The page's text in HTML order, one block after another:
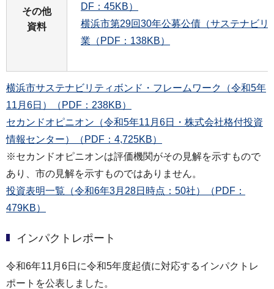
その他
資料
DF：45KB）
横浜市第29回30年公募公債（サステナビリ
業（PDF：138KB）
横浜市サステナビリティボンド・フレームワーク（令和5年
11月6日）（PDF：238KB）
セカンドオピニオン（令和5年11月6日・株式会社格付投資
情報センター）（PDF：4,725KB）
※セカンドオピニオンは評価機関がその見解を示すもので
あり、市の見解を示すものではありません。
投資表明一覧（令和6年3月28日時点：50社）（PDF：
479KB）
インパクトレポート
令和6年11月6日に令和5年度起債に対応するインパクトレ
ポートを公表しました。